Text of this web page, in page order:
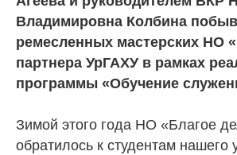
Владимировна Колбина
ремесленных мастерских НО
партнера УрГАХУ в рамках
программы «Обучение
Зимой этого года НО «Благое
обратилось к студентам нашего